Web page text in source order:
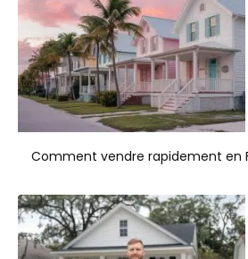
Comment vendre rapidement en